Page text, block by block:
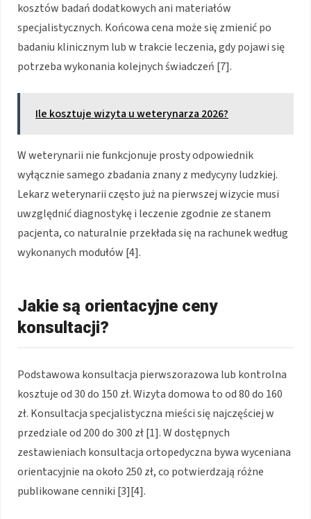
kosztów badań dodatkowych ani materiałów
specjalistycznych. Końcowa cena może się zmienić po
badaniu klinicznym lub w trakcie leczenia, gdy pojawi się
potrzeba wykonania kolejnych świadczeń [7].
Ile kosztuje wizyta u weterynarza 2026?
W weterynarii nie funkcjonuje prosty odpowiednik
wyłącznie samego zbadania znany z medycyny ludzkiej.
Lekarz weterynarii często już na pierwszej wizycie musi
uwzględnić diagnostykę i leczenie zgodnie ze stanem
pacjenta, co naturalnie przekłada się na rachunek według
wykonanych modułów [4].
Jakie są orientacyjne ceny
konsultacji?
Podstawowa konsultacja pierwszorazowa lub kontrolna
kosztuje od 30 do 150 zł. Wizyta domowa to od 80 do 160
zł. Konsultacja specjalistyczna mieści się najczęściej w
przedziale od 200 do 300 zł [1]. W dostępnych
zestawieniach konsultacja ortopedyczna bywa wyceniana
orientacyjnie na około 250 zł, co potwierdzają różne
publikowane cenniki [3][4].